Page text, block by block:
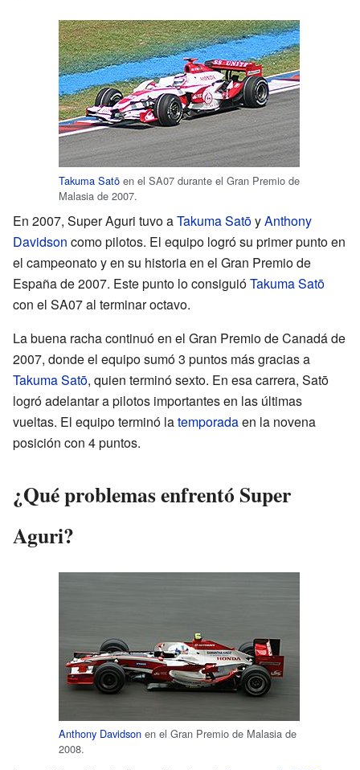
Takuma Satō en el SA07 durante el Gran Premio de
Malasia de 2007.
En 2007, Super Aguri tuvo aTakuma SatōyAnthony
Davidson como pilotos. El equipo logró su primer punto en
el campeonato y en su historia en el Gran Premio de
España de 2007. Este punto lo consiguióTakuma Satō
con el SA07 al terminar octavo.
La buena racha continuó en el Gran Premio de Canadá de
2007, donde el equipo sumó 3 puntos más gracias a
Takuma Satō, quien terminó sexto. En esa carrera, Satō
logró adelantar a pilotos importantes en las últimas
vueltas. El equipo terminó latemporadaen la novena
posición con 4 puntos.
¿Qué problemas enfrentó Super
Aguri?
Anthony Davidson en el Gran Premio de Malasia de
2008.